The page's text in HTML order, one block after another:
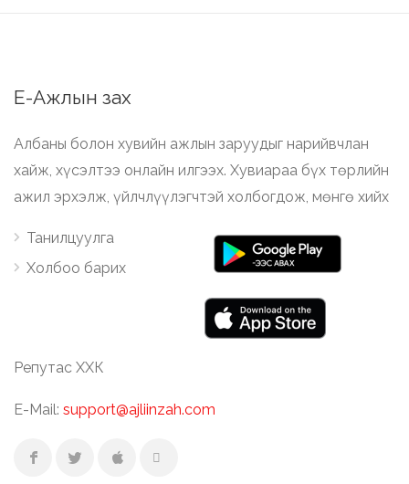
Е-Ажлын зах
Албаны болон хувийн ажлын заруудыг нарийвчлан
хайж, хүсэлтээ онлайн илгээх. Хувиараа бүх төрлийн
ажил эрхэлж, үйлчлүүлэгчтэй холбогдож, мөнгө хийх
Танилцуулга
Холбоо барих
Репутас ХХК
E-Mail: support@ajliinzah.com